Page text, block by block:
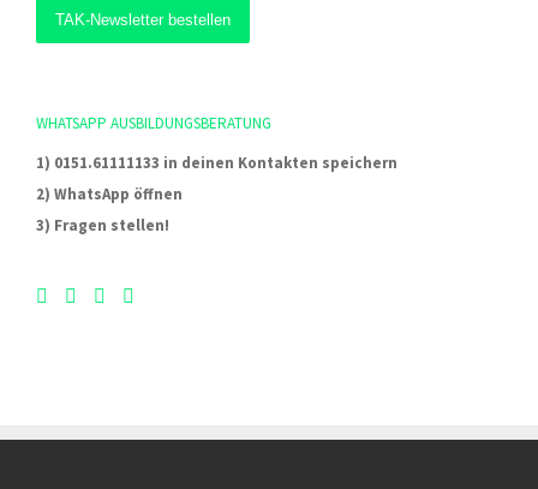
WHATSAPP AUSBILDUNGSBERATUNG
1) 0151.61111133 in deinen Kontakten speichern
2) WhatsApp öffnen
3) Fragen stellen!